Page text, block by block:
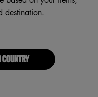
contenenti offerte e novità
e/o corsi di formazione,
ricerche di mercato con
automatizzate (email,
maggiori informazioni sulle
avere una panoramica dei
destination.
COUNTRY